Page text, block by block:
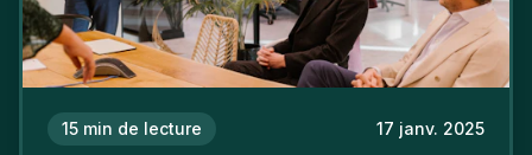
15 min de lecture 17 janv. 2025